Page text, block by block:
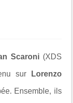
Scaroni(XDS
sur Lorenzo
Ensemble, ils